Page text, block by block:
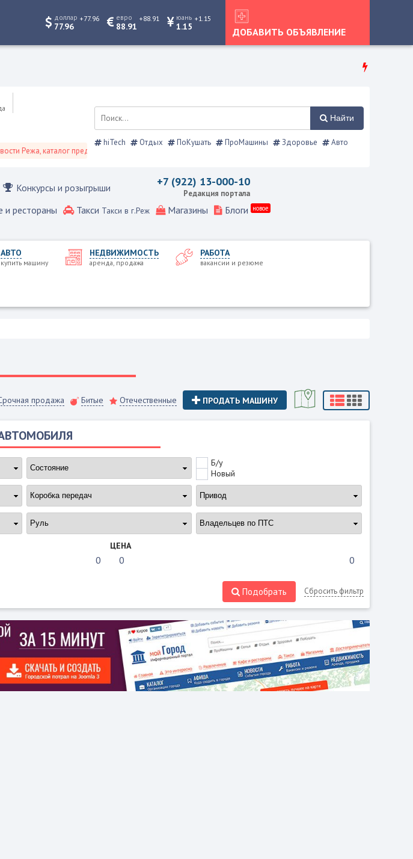
доллар
77.96
+77.96 евро
88.91
+88.91 юань
1.15
+1.15
ДОБАВИТЬ ОБЪЯВЛЕНИЕ
каталог предприятий, объявления, Режевской справочник
Найти
hiTech Отдых ПоКушать ПроМашины Здоровье Авто
Конкурсы и розыгрыши +7 (922) 13-000-10
Редакция портала
и рестораны Такси Такси в г.Реж Магазины Блоги новое
АВТО
купить машину
НЕДВИЖИМОСТЬ
аренда, продажа
РАБОТА
вакансии и резюме
продажа Битые Отечественные ПРОДАТЬ МАШИНУ
Б/у
Новый
ЦЕНА
Подобрать Сбросить фильтр